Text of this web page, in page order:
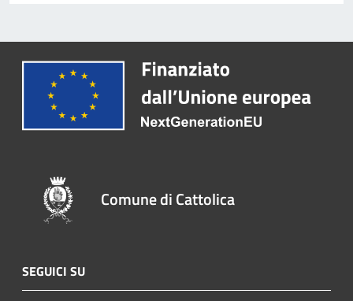
Comune di Cattolica
SEGUICI SU